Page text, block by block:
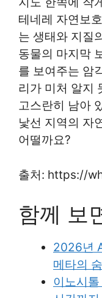
테네레 자연보
는 생태와 지질
동물의 마지막
를 보여주는 암
리가 미처 알지
고스란히 남아
낯선 지역의 자
어떨까요?
출처: https://
함께 보
2026년
메타의
이노시